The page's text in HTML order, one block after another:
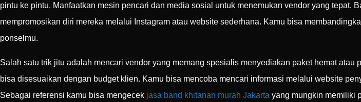
pintu ke pintu. Manfaatkan mesin pencari dan media sosial untuk menemukan vendor yang tepat.
mempromosikan diri mereka melalui Instagram atau website sederhana. Kamu bisa
ponselmu.
Salah satu trik jitu adalah mencari vendor yang memang spesialis menyediakan paket hemat
bisa disesuaikan dengan budget klien. Kamu bisa mencoba mencari informasi melalui website
Sebagai referensi kamu bisa mengecek jasa band khitanan murah Jakarta yang mungkin memiliki